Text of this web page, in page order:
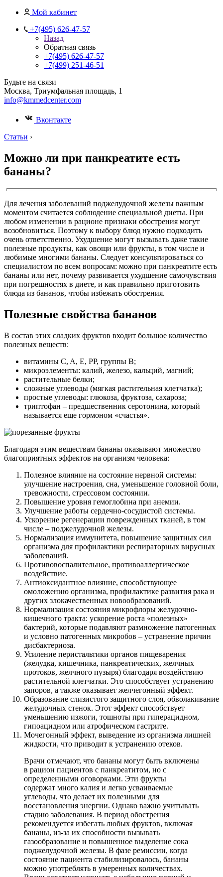
Мой кабинет
+7(495) 626-47-57
Назад
Обратная связь
+7(495) 626-47-57
+7(499) 251-46-51
Будьте на связи
Москва, Триумфальная площадь, 1
info@kmmedcenter.com
Вконтакте
Статьи ›
Можно ли при панкреатите есть
бананы?
Для лечения заболеваний поджелудочной железы важным
моментом считается соблюдение специальной диеты. При
любом изменении в рационе признаки обострения могут
возобновиться. Поэтому к выбору блюд нужно подходить
очень ответственно. Ухудшение могут вызывать даже такие
полезные продукты, как овощи или фрукты, в том числе и
любимые многими бананы. Следует консультироваться со
специалистом по всем вопросам: можно при панкреатите есть
бананы или нет, почему развивается ухудшение самочувствия
при погрешностях в диете, и как правильно приготовить
блюда из бананов, чтобы избежать обострения.
Полезные свойства бананов
В состав этих сладких фруктов входит большое количество
полезных веществ:
витамины C, A, E, PP, группы B;
микроэлементы: калий, железо, кальций, магний;
растительные белки;
сложные углеводы (мягкая растительная клетчатка);
простые углеводы: глюкоза, фруктоза, сахароза;
триптофан – предшественник серотонина, который
называется еще гормоном «счастья».
Благодаря этим веществам бананы оказывают множество
благоприятных эффектов на организм человека:
Полезное влияние на состояние нервной системы:
улучшение настроения, сна, уменьшение головной боли,
тревожности, стрессовом состоянии.
Повышение уровня гемоглобина при анемии.
Улучшение работы сердечно-сосудистой системы.
Ускорение регенерации поврежденных тканей, в том
числе – поджелудочной железы.
Нормализация иммунитета, повышение защитных сил
организма для профилактики респираторных вирусных
заболеваний.
Противовоспалительное, противоаллергическое
воздействие.
Антиоксидантное влияние, способствующее
омоложению организма, профилактике развития рака и
других злокачественных новообразований.
Нормализация состояния микрофлоры желудочно-
кишечного тракта: ускорение роста «полезных»
бактерий, которые подавляют размножение патогенных
и условно патогенных микробов – устранение причин
дисбактериоза.
Усиление перистальтики органов пищеварения
(желудка, кишечника, панкреатических, желчных
протоков, желчного пузыря) благодаря воздействию
растительной клетчатки. Это способствует устранению
запоров, а также оказывает желчегонный эффект.
Образование слизистого защитного слоя, обволакивание
желудочных стенок. Этот эффект способствует
уменьшению изжоги, тошноты при гиперацидном,
гипоацидном или атрофическом гастрите.
Мочегонный эффект, выведение из организма лишней
жидкости, что приводит к устранению отеков.
Врачи отмечают, что бананы могут быть включены
в рацион пациентов с панкреатитом, но с
определенными оговорками. Эти фрукты
содержат много калия и легко усваиваемые
углеводы, что делает их полезными для
восстановления энергии. Однако важно учитывать
стадию заболевания. В период обострения
рекомендуется избегать любых фруктов, включая
бананы, из-за их способности вызывать
газообразование и повышенное выделение сока
поджелудочной железы. В фазе ремиссии, когда
состояние пациента стабилизировалось, бананы
можно употреблять в умеренных количествах.